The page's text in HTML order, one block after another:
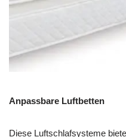
Anpassbare Luftbetten
Diese Luftschlafsysteme